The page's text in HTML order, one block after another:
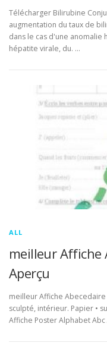
Télécharger Bilirubine
augmentation du taux de
dans le cas d'une
hépatite virale, du. …
ALL
meilleur Affiche
Aperçu
meilleur Affiche
sculpté, intérieur. Papier •
Affiche Poster Alphabet